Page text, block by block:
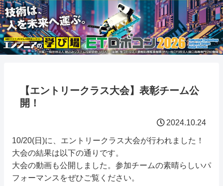
【エントリークラス大会】表彰チーム公
開！
2024.10.24
10/20(日)に、エントリークラス大会が行われました！
大会の結果は以下の通りです。
大会の動画も公開しました。参加チームの素晴らしいパ
フォーマンスをぜひご覧ください。